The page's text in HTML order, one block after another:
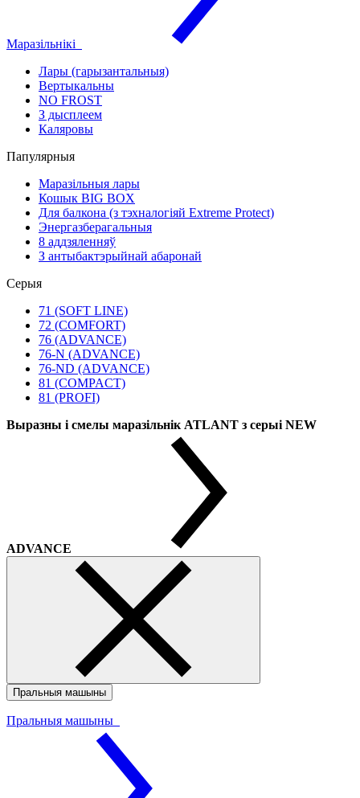
Маразільнікі
Лары (гарызантальныя)
Вертыкальны
NO FROST
З дысплеем
Каляровы
Папулярныя
Маразільныя лары
Кошык BIG BOX
Для балкона (з тэхналогіяй Extreme Protect)
Энергазберагальныя
8 аддзяленняў
З антыбактэрыйнай абаронай
Серыя
71 (SOFT LINE)
72 (COMFORT)
76 (ADVANCE)
76-N (ADVANCE)
76-ND (ADVANCE)
81 (COMPACT)
81 (PROFI)
Выразны і смелы маразільнік ATLANT з серыі NEW
ADVANCE
Пральныя машыны
Пральныя машыны